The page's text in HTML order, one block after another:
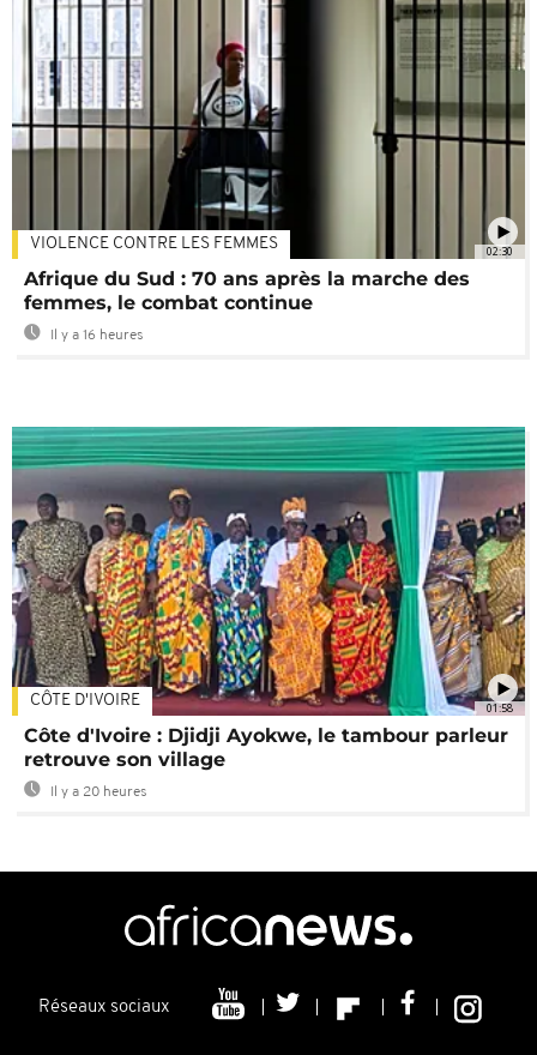
02:30
VIOLENCE CONTRE LES FEMMES
Afrique du Sud : 70 ans après la marche des
femmes, le combat continue
Il y a 16 heures
01:58
CÔTE D'IVOIRE
Côte d'Ivoire : Djidji Ayokwe, le tambour parleur
retrouve son village
Il y a 20 heures
Réseaux sociaux